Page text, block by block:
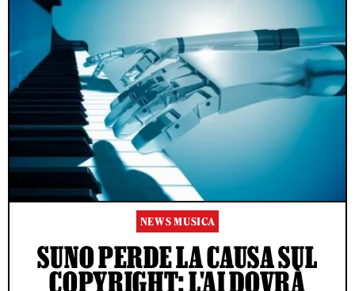
NEWS MUSICA
SUNO PERDE LA CAUSA SUL
COPYRIGHT: L'AI DOVRÀ